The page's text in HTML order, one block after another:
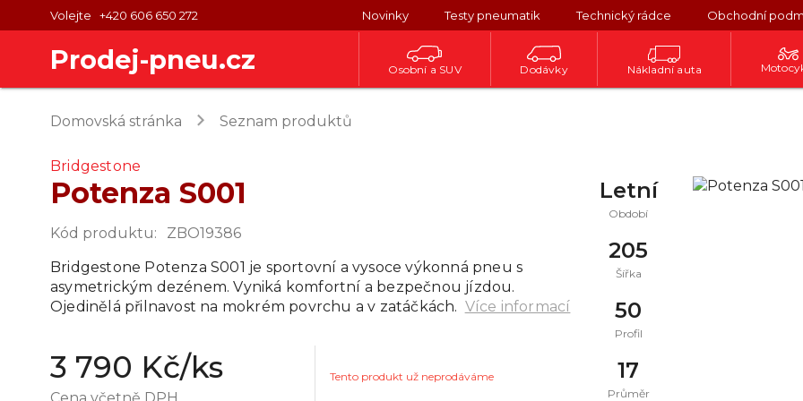
Volejte +420 606 650 272 Novinky Testy pneumatik Technický rádce Obchodní
Prodej-pneu.cz Osobní a SUV Dodávky Nákladní auta
Domovská stránka keyboard_arrow_right Seznam produktů
Bridgestone
Potenza S001
Kód produktu:
ZBO19386
Bridgestone Potenza S001 je sportovní a vysoce výkonná pneu s
asymetrickým dezénem. Vyniká komfortní a bezpečnou jízdou.
Ojedinělá přilnavost na mokrém povrchu a v zatáčkách. Více informací
3 790 Kč/ks
Cena včetně DPH
Tento produkt už neprodáváme
Letní
Období
205
Šířka
50
Profil
17
Průměr